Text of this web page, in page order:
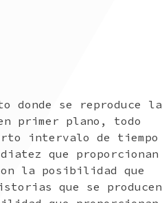
donde se reproduce la
primer plano, todo
intervalo de tiempo
que proporcionan
la posibilidad que
que se producen